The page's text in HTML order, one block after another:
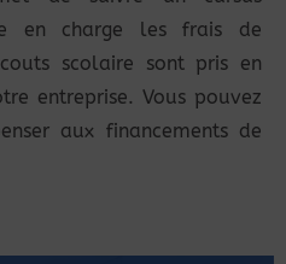
en charge les frais de
scolaire sont pris en
entreprise. Vous pouvez
aux financements de